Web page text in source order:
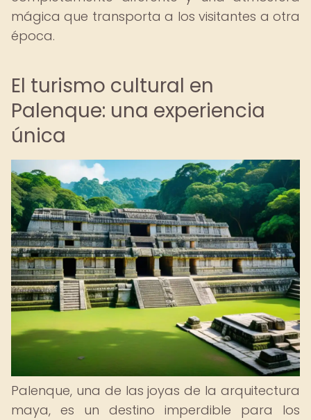
mágica que transporta a los visitantes a otra
época.
El turismo cultural en
Palenque: una experiencia
única
Palenque, una de las joyas de la arquitectura
maya, es un destino imperdible para los